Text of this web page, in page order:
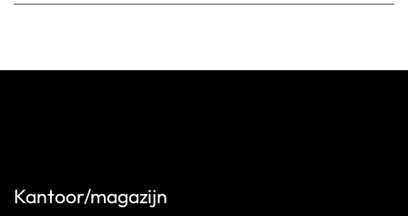
Kantoor/magazijn